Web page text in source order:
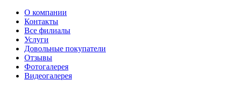
О компании
Контакты
Все филиалы
Услуги
Довольные покупатели
Отзывы
Фотогалерея
Видеогалерея